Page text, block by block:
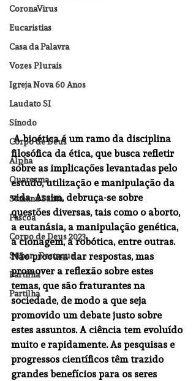
CoronaVirus
Eucaristias
Casa da Palavra
Vozes Plurais
Igreja Nova 60 Anos
Laudato SI
Sínodo
Corpo de Deus
Alpha
Quaresma
Semana Santa
Pascoa
Corpo de Deus 2023
Super_Destaque
Partilha
Partilha
A bioética é um ramo da disciplina
filosófica da ética, que busca refletir
sobre as implicações levantadas pelo
estudo, utilização e manipulação da
vida. Assim, debruça-se sobre
questões diversas, tais como o aborto,
a eutanásia, a manipulação genética,
a clonagem, a robótica, entre outras.
Não procura dar respostas, mas
promover a reflexão sobre estes
temas, que são fraturantes na
sociedade, de modo a que seja
promovido um debate justo sobre
estes assuntos. A ciência tem evoluído
muito e rapidamente. As pesquisas e
progressos científicos têm trazido
grandes benefícios para os seres